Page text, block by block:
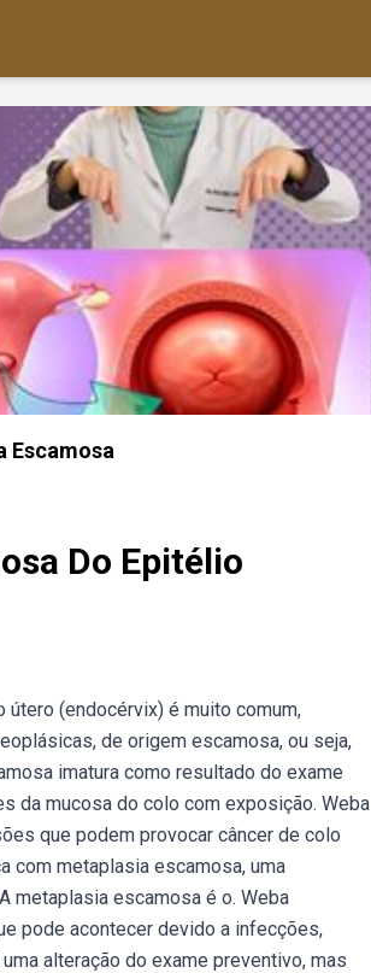
Escamosa
Do Epitélio
útero (endocérvix) é muito comum,
de origem escamosa, ou seja,
imatura como resultado do exame
da mucosa do colo com exposição. Weba
que podem provocar câncer de colo
com metaplasia escamosa, uma
metaplasia escamosa é o. Weba
pode acontecer devido a infecções,
alteração do exame preventivo, mas